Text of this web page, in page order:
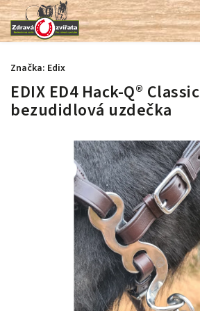
EDIX ED4 Hack-Q® Classic
bezudidlová uzdečka
Značka: Edix